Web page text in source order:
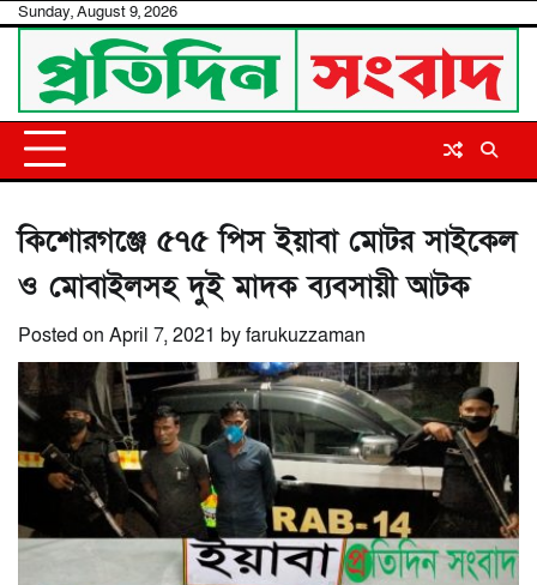
Skip
content
Sunday, August 9, 2026
কিশোরগঞ্জে ৫৭৫ পিস ইয়াবা মোটর সাইকেল
ও মোবাইলসহ দুই মাদক ব্যবসায়ী আটক
Posted on April 7, 2021 byfarukuzzaman